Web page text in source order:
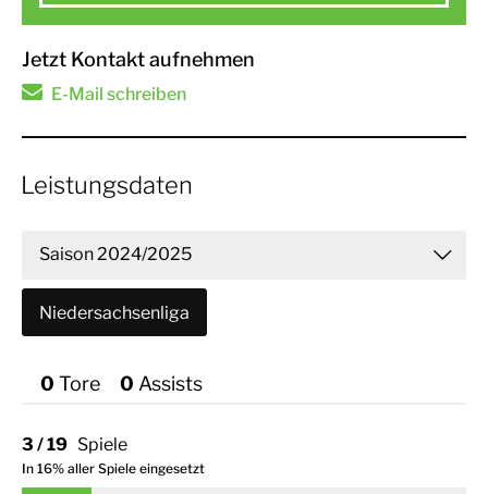
Jetzt Kontakt aufnehmen
E-Mail schreiben
Leistungsdaten
Niedersachsenliga
0 Tor 0 Assist
3 / 19 Spiele
In 16% aller Spiele eingesetzt